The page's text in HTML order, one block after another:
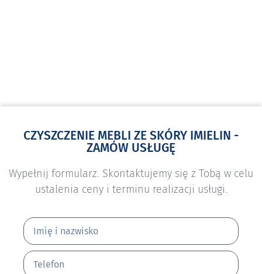
CZYSZCZENIE MEBLI ZE SKÓRY IMIELIN -
ZAMÓW USŁUGĘ
Wypełnij formularz. Skontaktujemy się z Tobą w celu
ustalenia ceny i terminu realizacji usługi.